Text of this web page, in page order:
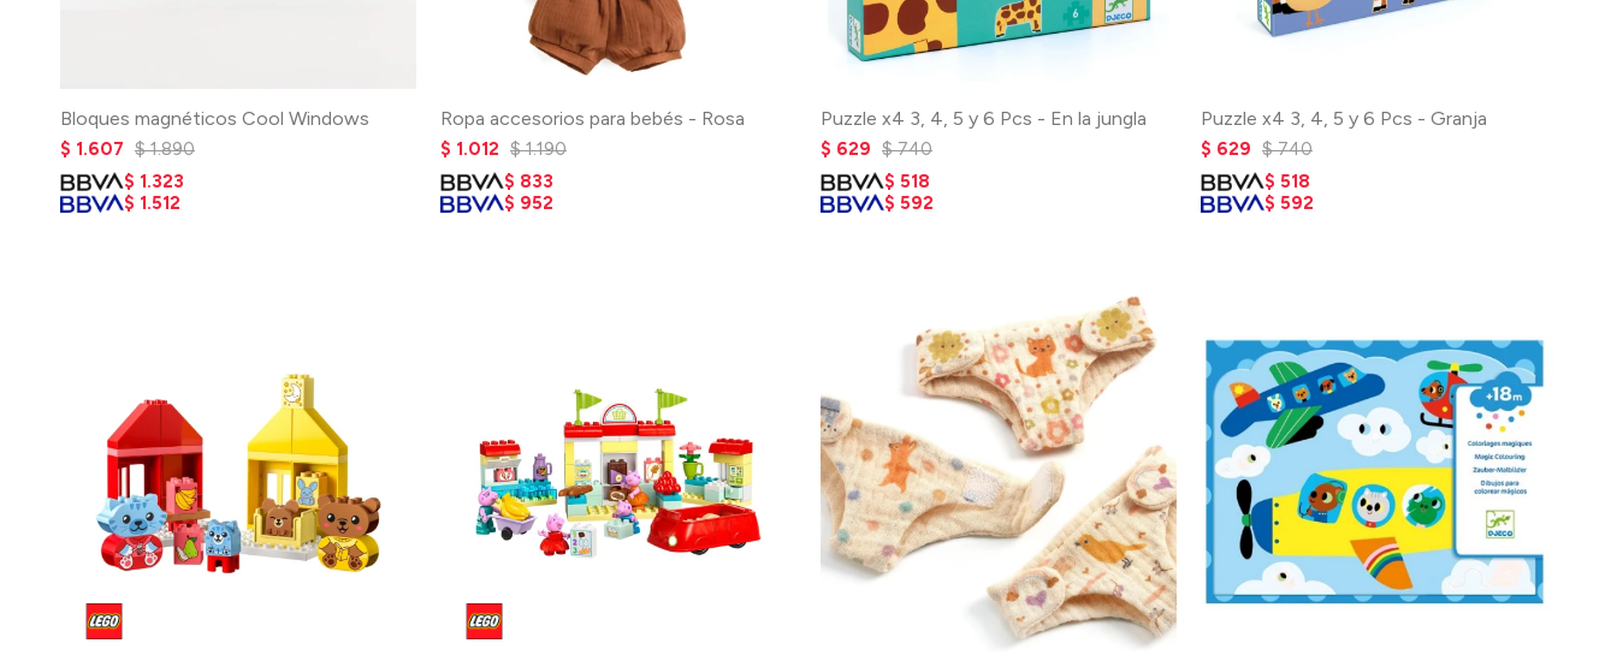
Bloques magnéticos Cool Windows
$ 1.607 $ 1.890
$ 1.323
$ 1.512
Ropa accesorios para bebés - Rosa
$ 1.012 $ 1.190
$ 833
$ 952
Puzzle x4 3, 4, 5 y 6 Pcs - En la jungla
$ 629 $ 740
$ 518
$ 592
Puzzle x4 3, 4, 5 y 6 Pcs - Granja
$ 629 $ 740
$ 518
$ 592